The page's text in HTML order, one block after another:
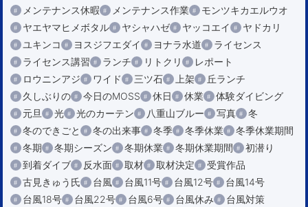
メンテナンス休暇
メンテナンス作業
モンツキカエルウオ
ヤエヤマヒメボタル
ヤシャハゼ ヤッコエイ
ヤドカリ
ユキンコ
ヨスジフエダイ ヨナラ水道
ライセンス
ライセンス講習
ランチ リトクリ
レポート
ロウニンアジ
ワイド 三ツ石 上架
丘ランチ
久しぶりの
今日のMOSS 休日 休業
体験ダイビング
元旦
光 光のカーテン 八重山ブルー 写真
冬
冬のできごと
冬の出来事 冬季 冬季休業
冬季休業期間
冬期
冬期シーズン 冬期休業 冬期休業期間
初潜り
到着ダイブ
反水面 取材 取材決定
受賞作品
古見きゅう氏
台風 台風11号 台風12号
台風14号
台風18号
台風22号 台風6号 台風休み
台風対策